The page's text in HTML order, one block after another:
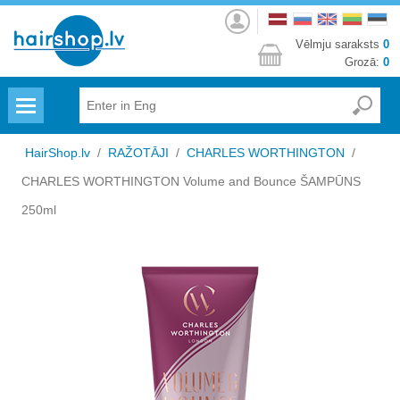
Autorizēties
Vēlmju saraksts 0
Grozā: 0
HairShop.lv / RAŽOTĀJI / CHARLES WORTHINGTON /
CHARLES WORTHINGTON Volume and Bounce ŠAMPŪNS
250ml